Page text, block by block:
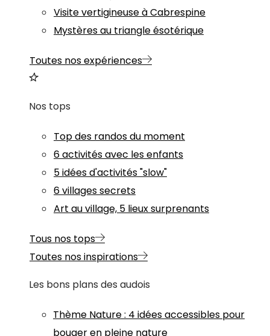
Visite vertigineuse à Cabrespine
Mystères au triangle ésotérique
Toutes nos expériences
Nos tops
Top des randos du moment
6 activités avec les enfants
5 idées d'activités "slow"
6 villages secrets
Art au village, 5 lieux surprenants
Tous nos tops
Toutes nos inspirations
Les bons plans des audois
Thème Nature: 4 idées accessibles pour
bouger en pleine nature